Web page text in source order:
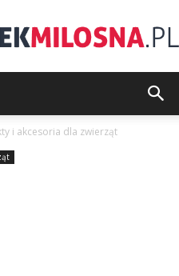
i akcesoria dla zwierząt